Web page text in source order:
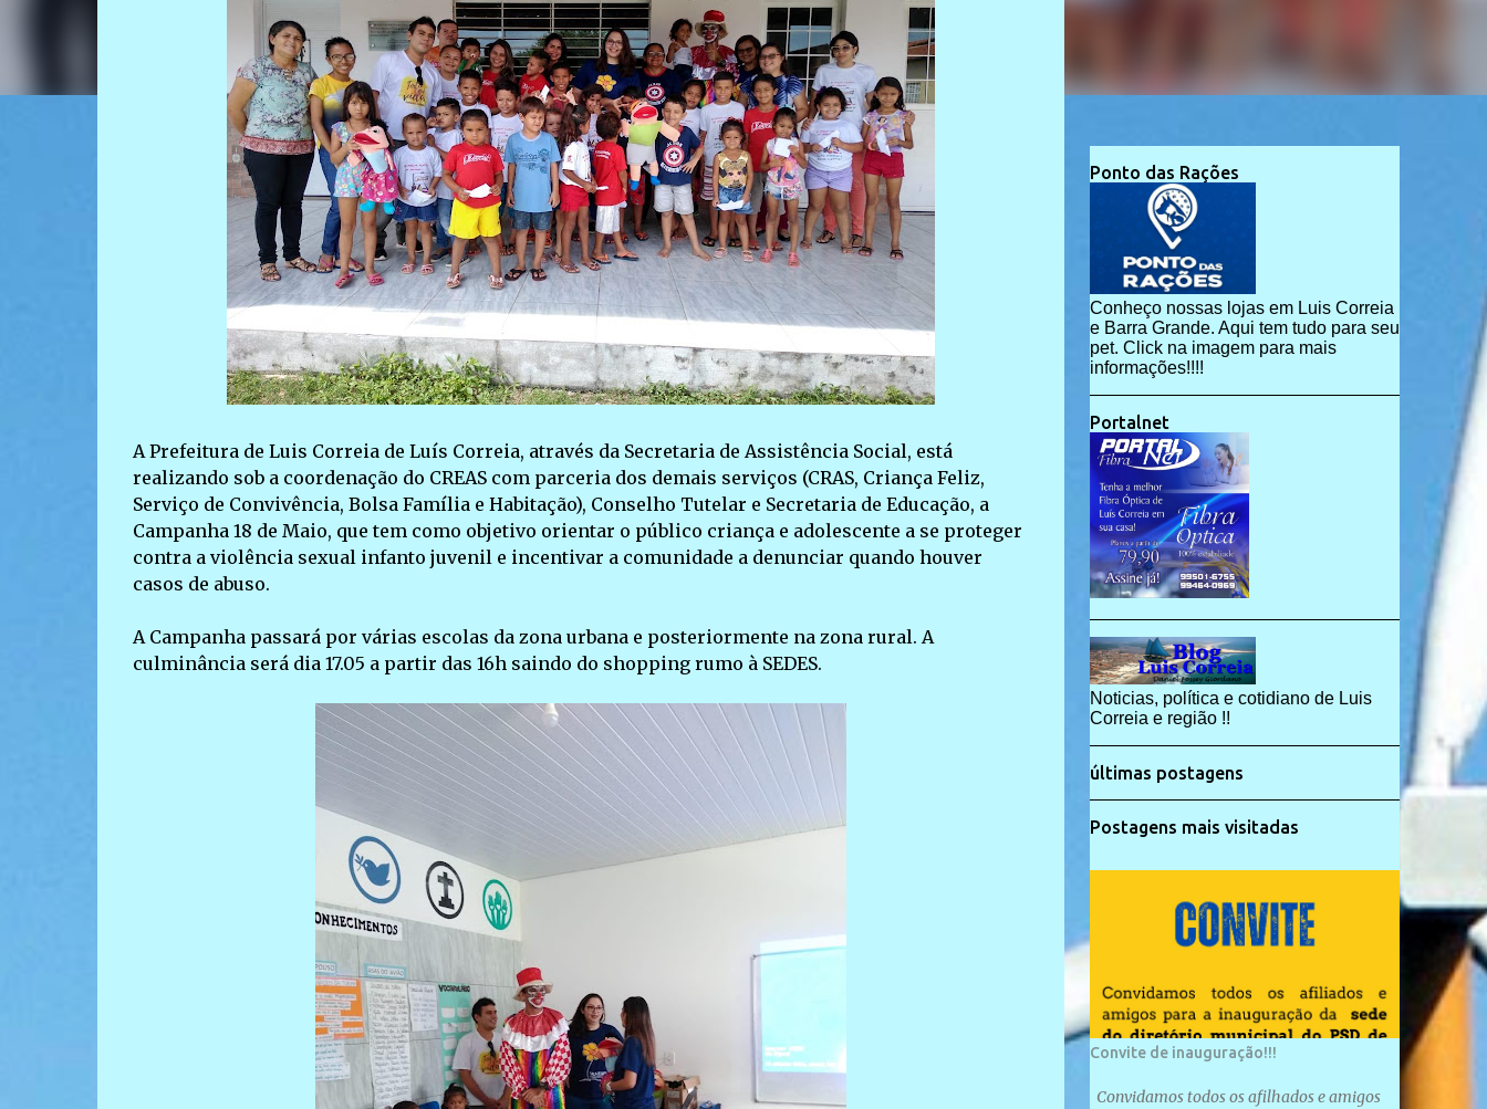
A Prefeitura de Luis Correia de Luís Correia, através da Secretaria de Assistência Social, está
realizando sob a coordenação do CREAS com parceria dos demais serviços (CRAS, Criança Feliz,
Serviço de Convivência, Bolsa Família e Habitação), Conselho Tutelar e Secretaria de Educação, a
Campanha 18 de Maio, que tem como objetivo orientar o público criança e adolescente a se proteger
contra a violência sexual infanto juvenil e incentivar a comunidade a denunciar quando houver
casos de abuso.
A Campanha passará por várias escolas da zona urbana e posteriormente na zona rural. A
culminância será dia 17.05 a partir das 16h saindo do shopping rumo à SEDES.
Ponto das Rações
Conheço nossas lojas em Luis Correia
e Barra Grande. Aqui tem tudo para seu
pet. Click na imagem para mais
informações!!!!
Portalnet
Noticias, política e cotidiano de Luis
Correia e região !!
últimas postagens
Postagens mais visitadas
Convite de inauguração!!!
Convidamos todos os afilhados e amigos